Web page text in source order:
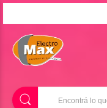
B
u